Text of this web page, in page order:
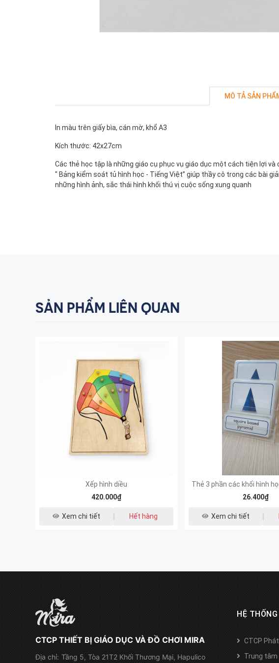
MÔ TẢ SẢN
In màu trên giấy bìa, cán mờ, khổ A3
Kích thước: 42x27cm
Các thẻ học tập là những giáo cụ phục vụ giáo dục một cách tiện lợi và
" Bảng kiểm soát tủ hình học - Tiếng Việt” giúp thầy cô trong các bài
những hình ảnh, sắc thái hình khối thú vị cuộc sống xung quanh
SẢN PHẨM LIÊN QUAN
Xếp hình diều
420.000₫
Xem chi tiết Hết hàng
Thẻ 3 phần các khối hình
26.400₫
Xem chi tiết
CTCP THIẾT BỊ GIÁO DỤC VÀ ĐỒ CHƠI MIRA
Địa chỉ: Tầng 5, Tòa 21T2 Khối Thương Mại, Hapulico
HỆ
CTCP
Trung tâm